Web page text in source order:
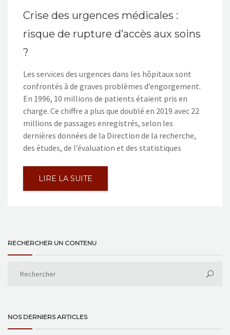
Crise des urgences médicales :
risque de rupture d’accès aux soins
?
Les services des urgences dans les hôpitaux sont
confrontés à de graves problèmes d’engorgement.
En 1996, 10 millions de patients étaient pris en
charge. Ce chiffre a plus que doublé en 2019 avec 22
millions de passages enregistrés, selon les
dernières données de la Direction de la recherche,
des études, de l’évaluation et des statistiques
LIRE LA SUITE
RECHERCHER UN CONTENU
NOS DERNIERS ARTICLES